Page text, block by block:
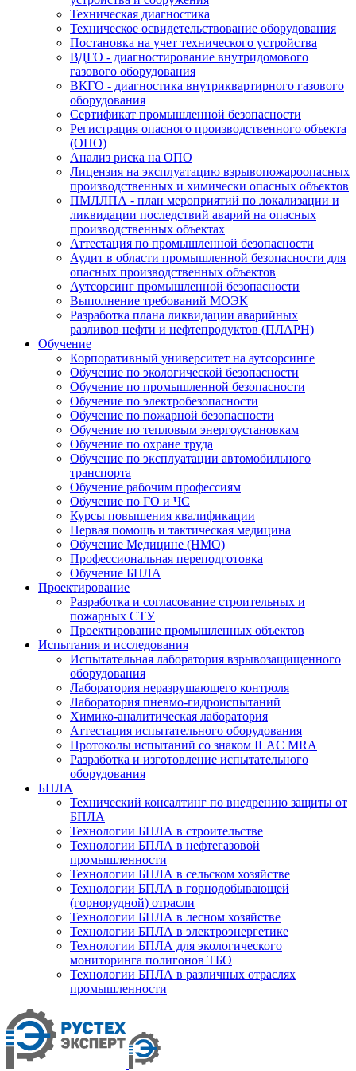
Техническая диагностика
Техническое освидетельствование оборудования
Постановка на учет технического устройства
ВДГО - диагностирование внутридомового
газового оборудования
ВКГО - диагностика внутриквартирного газового
оборудования
Сертификат промышленной безопасности
Регистрация опасного производственного объекта
(ОПО)
Анализ риска на ОПО
Лицензия на эксплуатацию взрывопожароопасных
производственных и химически опасных объектов
ПМЛЛПА - план мероприятий по локализации и
ликвидации последствий аварий на опасных
производственных объектах
Аттестация по промышленной безопасности
Аудит в области промышленной безопасности для
опасных производственных объектов
Аутсорсинг промышленной безопасности
Выполнение требований МОЭК
Разработка плана ликвидации аварийных
разливов нефти и нефтепродуктов (ПЛАРН)
Обучение
Корпоративный университет на аутсорсинге
Обучение по экологической безопасности
Обучение по промышленной безопасности
Обучение по электробезопасности
Обучение по пожарной безопасности
Обучение по тепловым энергоустановкам
Обучение по охране труда
Обучение по эксплуатации автомобильного
транспорта
Обучение рабочим профессиям
Обучение по ГО и ЧС
Курсы повышения квалификации
Первая помощь и тактическая медицина
Обучение Медицине (НМО)
Профессиональная переподготовка
Обучение БПЛА
Проектирование
Разработка и согласование строительных и
пожарных СТУ
Проектирование промышленных объектов
Испытания и исследования
Испытательная лаборатория взрывозащищенного
оборудования
Лаборатория неразрушающего контроля
Лаборатория пневмо-гидроиспытаний
Химико-аналитическая лаборатория
Аттестация испытательного оборудования
Протоколы испытаний со знаком ILAC MRA
Разработка и изготовление испытательного
оборудования
БПЛА
Технический консалтинг по внедрению защиты от
БПЛА
Технологии БПЛА в строительстве
Технологии БПЛА в нефтегазовой
промышленности
Технологии БПЛА в сельском хозяйстве
Технологии БПЛА в горнодобывающей
(горнорудной) отрасли
Технологии БПЛА в лесном хозяйстве
Технологии БПЛА в электроэнергетике
Технологии БПЛА для экологического
мониторинга полигонов ТБО
Технологии БПЛА в различных отраслях
промышленности